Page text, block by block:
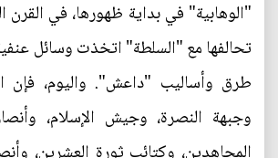
"الوهابية" في بداية ظهورها، في القرن
تحالفها مع "السلطة" اتخذت وسائل
طرق وأساليب "داعش". واليوم، فإن
وجبهة النصرة، وجيش الإسلام،